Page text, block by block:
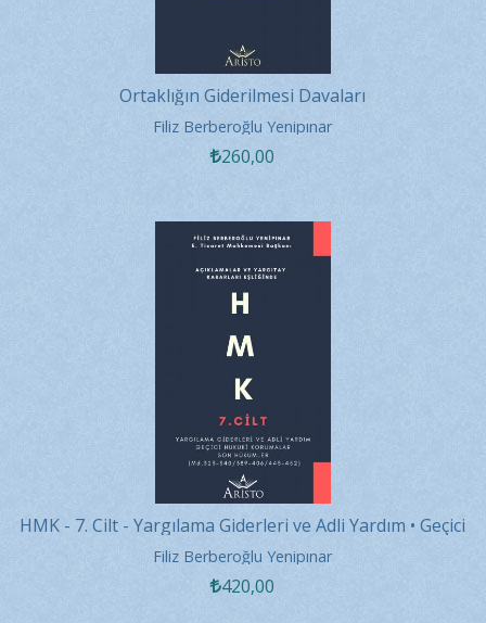
Ortaklığın Giderilmesi Davaları
Filiz Berberoğlu Yenipınar
260,00
HMK - 7. Cilt - Yargılama Giderleri ve Adli Yardım • Geçici
Hukuki...
Filiz Berberoğlu Yenipınar
420,00